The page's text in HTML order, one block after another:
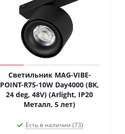
Светильник MAG-VIBE-
POINT-R75-10W Day4000 (BK,
24 deg, 48V) (Arlight, IP20
Металл, 5 лет)
Есть в наличии (73)